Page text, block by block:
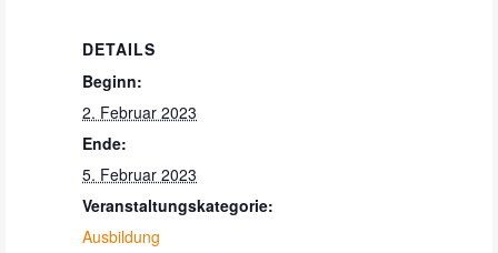
DETAILS
Beginn:
2. Februar 2023
Ende:
5. Februar 2023
Veranstaltungskategorie:
Ausbildung